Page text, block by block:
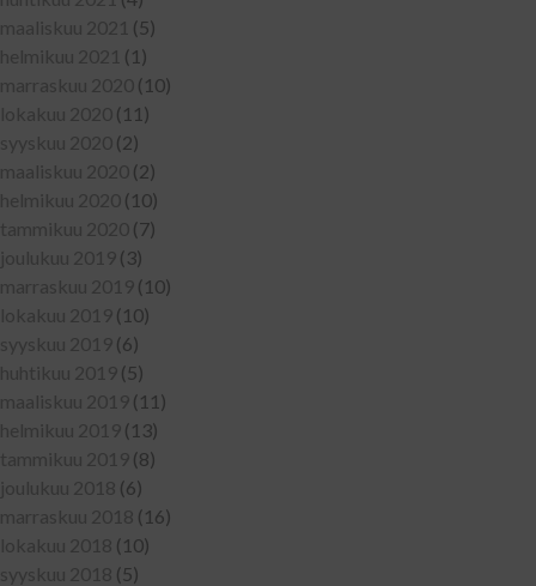
maaliskuu 2021
(5)
helmikuu 2021
(1)
marraskuu 2020
(10)
lokakuu 2020
(11)
syyskuu 2020
(2)
maaliskuu 2020
(2)
helmikuu 2020
(10)
tammikuu 2020
(7)
joulukuu 2019
(3)
marraskuu 2019
(10)
lokakuu 2019
(10)
syyskuu 2019
(6)
huhtikuu 2019
(5)
maaliskuu 2019
(11)
helmikuu 2019
(13)
tammikuu 2019
(8)
joulukuu 2018 (6)
marraskuu 2018 (16)
lokakuu 2018 (10)
syyskuu 2018 (5)